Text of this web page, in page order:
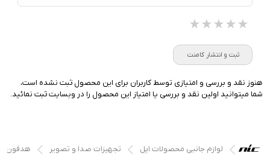
★★★★★
★★★★★
★★★★★
ثبت و انتشار کامنت
هنوز نقد و بررسی و امتیازی توسط کاربران برای این محصول ثبت نشده است،
شما میتوانید اولین نقد و بررسی یا امتیاز این محصول را در وبسایت ثبت نمائید.
لوازم جانبی محصولات اپل تجهیزات صدا و تصویر هدفون و